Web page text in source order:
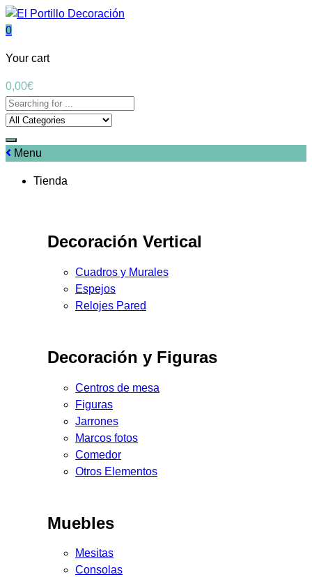
0
Your cart
0,00€
Menu
Tienda
Decoración Vertical
Cuadros y Murales
Espejos
Relojes Pared
Decoración y Figuras
Centros de mesa
Figuras
Jarrones
Marcos fotos
Comedor
Otros Elementos
Muebles
Mesitas
Consolas